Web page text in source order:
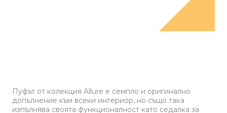
Пуфът от колекция Allure е семпло и оригинално
допълнение към всеки интериор, но също така
изпълнява своята функционалност като седалка за